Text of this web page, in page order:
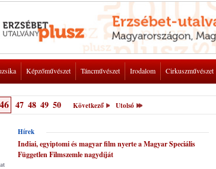
Képzőművészet Táncművészet Irodalom Cirkuszművészet
46 47 48 49 50 Következő Utolsó
Hírek
Indiai, egyiptomi és magyar film nyerte a Magyar Speciális
Független Filmszemle nagydíját